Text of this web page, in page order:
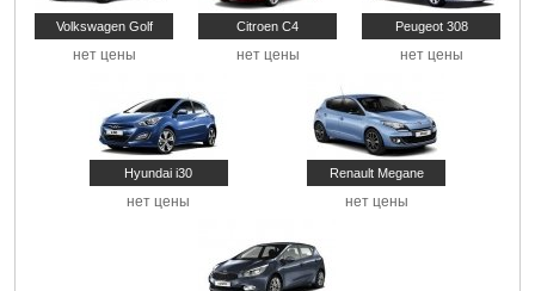
Volkswagen Golf
нет цены
Citroen C4
нет цены
Peugeot 308
нет цены
Hyundai i30
нет цены
Renault Megane
нет цены